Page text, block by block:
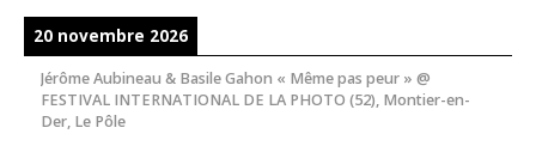
20 novembre 2026
Jérôme Aubineau & Basile Gahon « Même pas peur » @
FESTIVAL INTERNATIONAL DE LA PHOTO (52), Montier-en-
Der, Le Pôle